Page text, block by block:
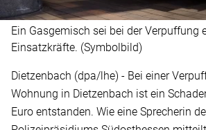
Ein Gasgemisch sei bei der Verpuffung
Einsatzkräfte. (Symbolbild)
Dietzenbach (dpa/lhe) - Bei einer
Wohnung in Dietzenbach ist ein
Euro entstanden. Wie eine Sprecherin